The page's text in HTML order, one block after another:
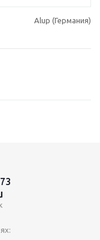
Alup (Германия)